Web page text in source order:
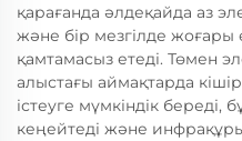
қарағанда әлдеқайда аз
және бір мезгілде жоғары
қамтамасыз етеді. Төмен
алыстағы аймақтарда
істеуге мүмкіндік береді,
кеңейтеді және